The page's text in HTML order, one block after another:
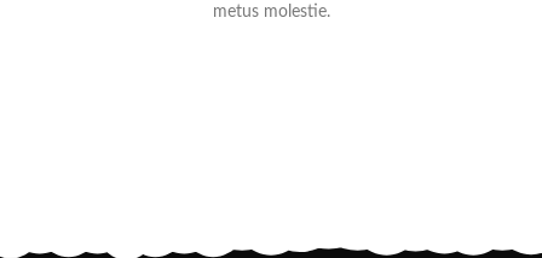
metus molestie.